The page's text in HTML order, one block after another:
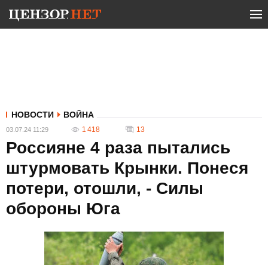
НОВОСТИ ВОЙНА
03.07.24 11:29 1 418 13
Россияне 4 раза пытались
штурмовать Крынки. Понеся
потери, отошли, - Силы
обороны Юга